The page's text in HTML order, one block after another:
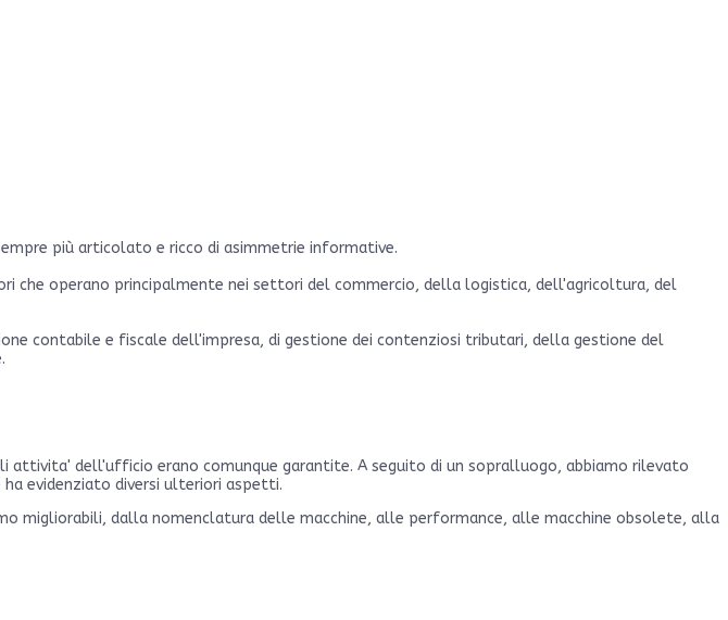
più articolato e ricco di asimmetrie informative.
che operano principalmente nei settori del commercio, della logistica, dell'agricoltura, del
contabile e fiscale dell'impresa, di gestione dei contenziosi tributari, della gestione del
dell'ufficio erano comunque garantite. A seguito di un sopralluogo, abbiamo rilevato
evidenziato diversi ulteriori aspetti.
dalla nomenclatura delle macchine, alle performance, alle macchine obsolete, alla